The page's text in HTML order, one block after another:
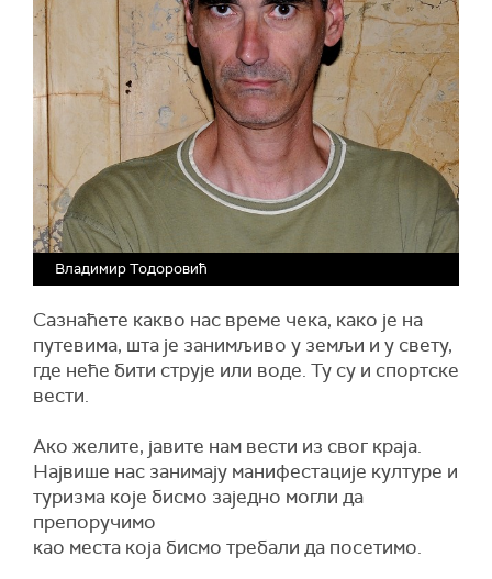
Владимир Тодоровић
Сазнаћете какво нас време чека, како је на
путевима, шта је занимљиво у земљи и у свету,
где неће бити струје или воде. Ту су и спортске
вести.
Ако желите, јавите нам вести из свог краја.
Највише нас занимају манифестације културе и
туризма које бисмо заједно могли да
препоручимо
као места која бисмо требали да посетимо.